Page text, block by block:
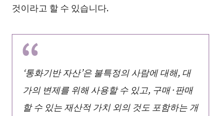
것이라고 할 수 있습니다.
‘통화기반 자산’은 불특정의 사람에 대해, 대
가의 변제를 위해 사용할 수 있고, 구매·판매
할 수 있는 재산적 가치 외의 것도 포함하는 개